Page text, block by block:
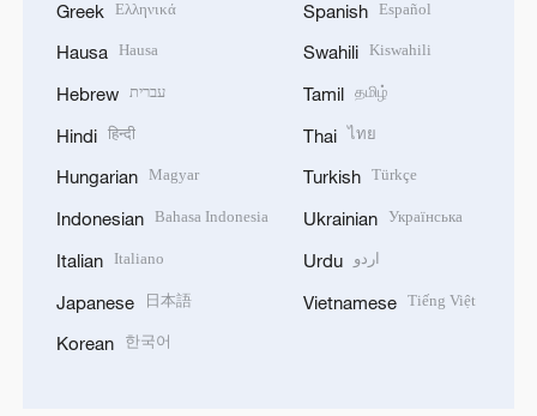
Greek Ελληνικά
Hausa Hausa
Hebrew עברית
Hindi हिन्दी
Hungarian Magyar
Indonesian Bahasa Indonesia
Italian Italiano
Japanese 日本語
Korean 한국어
Spanish Español
Swahili Kiswahili
Tamil தமிழ்
Thai ไทย
Turkish Türkçe
Ukrainian Українська
Urdu اردو
Vietnamese Tiếng Việt